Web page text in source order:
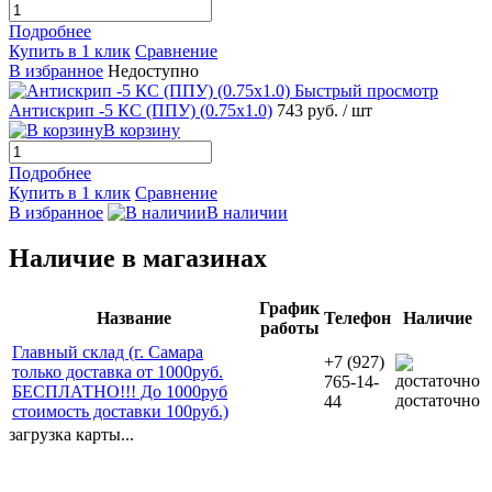
Подробнее
Купить в 1 клик Сравнение
В избранное Недоступно
Быстрый просмотр
Антискрип -5 КС (ППУ) (0.75x1.0) 743 руб. / шт
В корзину
Подробнее
Купить в 1 клик Сравнение
В избранное
В наличии
Наличие в магазинах
Название
График
работы
Телефон
Наличие
Главный склад (г. Самара
только доставка от 1000руб.
БЕСПЛАТНО!!! До 1000руб
стоимость доставки 100руб.)
+7 (927)
765-14-
44
достаточно
загрузка карты...